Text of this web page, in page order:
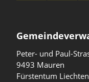
Peter- und Paul-
9493 Mauren
Fürstentum